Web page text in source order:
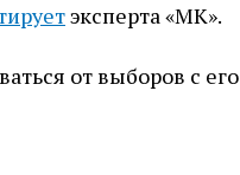
эксперта «МК».
от выборов с его